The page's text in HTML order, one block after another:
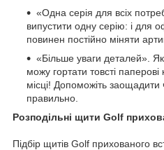
«Одна серія для всіх
випустити одну серію: і для
повинен постійно міняти
«Більше уваги деталей».
можу гортати товсті
місці! Допоможіть
правильно.
Розподільні щити Golf
Підбір щитів Golf прихованого